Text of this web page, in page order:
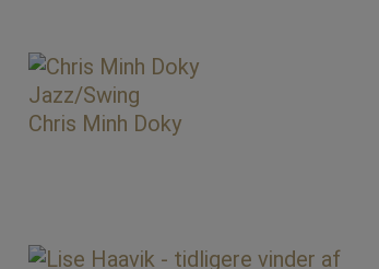
Jazz/Swing
Chris Minh Doky